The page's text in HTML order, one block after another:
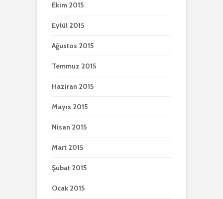
Ekim 2015
Eylül 2015
Ağustos 2015
Temmuz 2015
Haziran 2015
Mayıs 2015
Nisan 2015
Mart 2015
Şubat 2015
Ocak 2015